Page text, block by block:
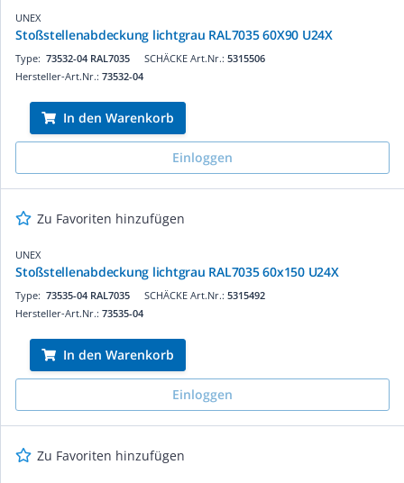
UNEX
Stoßstellenabdeckung lichtgrau RAL7035 60X90 U24X
SCHÄCKE Art.Nr.: 5315506
Type: 73532-04 RAL7035
Hersteller-Art.Nr.: 73532-04
In den Warenkorb
Einloggen
Zu Favoriten hinzufügen
UNEX
Stoßstellenabdeckung lichtgrau RAL7035 60x150 U24X
SCHÄCKE Art.Nr.: 5315492
Type: 73535-04 RAL7035
Hersteller-Art.Nr.: 73535-04
In den Warenkorb
Einloggen
Zu Favoriten hinzufügen